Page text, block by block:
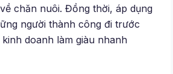
chăn nuôi. Đồng thời, áp dụng
người thành công đi trước
doanh làm giàu nhanh